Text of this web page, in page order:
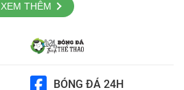
XEM THÊM
BÓNG ĐÁ 24H